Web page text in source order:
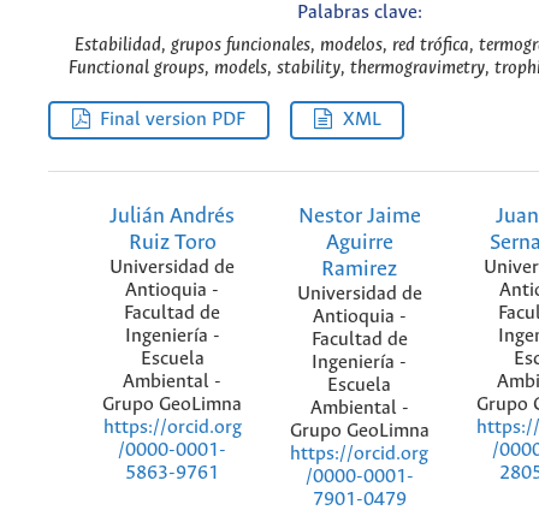
Palabras clave:
Estabilidad, grupos funcionales, modelos, red trófica,
Functional groups, models, stability, thermogravimetry,
Final version PDF XML
Julián Andrés
Ruiz Toro
Universidad de
Antioquia -
Facultad de
Ingeniería -
Escuela
Ambiental -
Grupo GeoLimna
https://orcid.org
/0000-0001-
5863-9761
Nestor Jaime
Aguirre
Ramirez
Universidad de
Antioquia -
Facultad de
Ingeniería -
Escuela
Ambiental -
Grupo GeoLimna
https://orcid.org
/0000-0001-
7901-0479
Grupo
/